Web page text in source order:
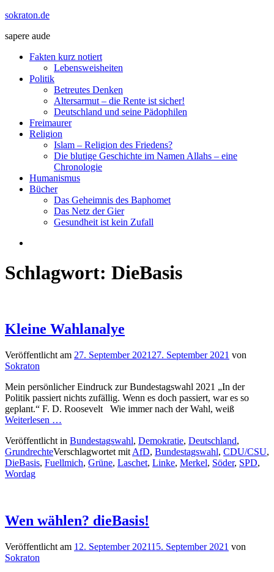
Zum
springen
sokraton.de
sapere aude
Menü
Fakten kurz notiert
Lebensweisheiten
Politik
Betreutes Denken
Altersarmut – die Rente ist sicher!
Deutschland und seine Pädophilen
Freimaurer
Religion
Islam – Religion des Friedens?
Die blutige Geschichte im Namen Allahs – eine
Chronologie
Humanismus
Bücher
Das Geheimnis des Baphomet
Das Netz der Gier
Gesundheit ist kein Zufall
Schlagwort: DieBasis
Kleine Wahlanalye
Veröffentlicht am 27. September 2021 27. September 2021 von
Sokraton
Mein persönlicher Eindruck zur Bundestagswahl 2021 „In der
Politik passiert nichts zufällig. Wenn es doch passiert, war es so
geplant.“ F. D. Roosevelt Wie immer nach der Wahl, weiß
Weiterlesen …
Veröffentlicht in Bundestagswahl, Demokratie, Deutschland,
GrundrechteVerschlagwortet mit AfD, Bundestagswahl, CDU/CSU,
DieBasis, Fuellmich, Grüne, Laschet, Linke, Merkel, Söder, SPD,
Wordag
Wen wählen? dieBasis!
Veröffentlicht am 12. September 202115. September 2021 von
Sokraton